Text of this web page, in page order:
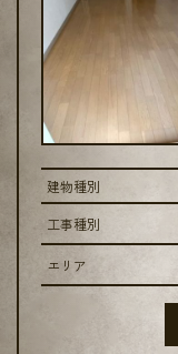
建物種別
工事種別
エリア